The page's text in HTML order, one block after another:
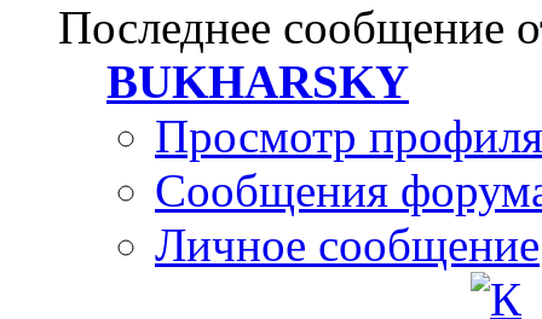
Последнее сообщение
BUKHARSKY
Просмотр профиля
Сообщения
Личное сообщение